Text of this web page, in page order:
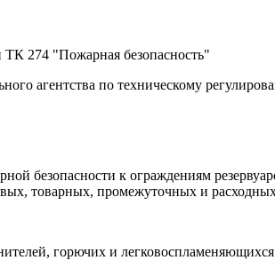
ТК 274 "Пожарная безопасность"
агентства по техническому
безопасности к ограждениям
товарных, промежуточных и
горючих и